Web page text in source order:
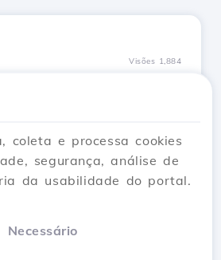
Visões 1,884
o cache DNS local no
simples, para melhorar o
sistema.
coleta e processa cookies
segurança, análise de
da usabilidade do portal.
Necessário